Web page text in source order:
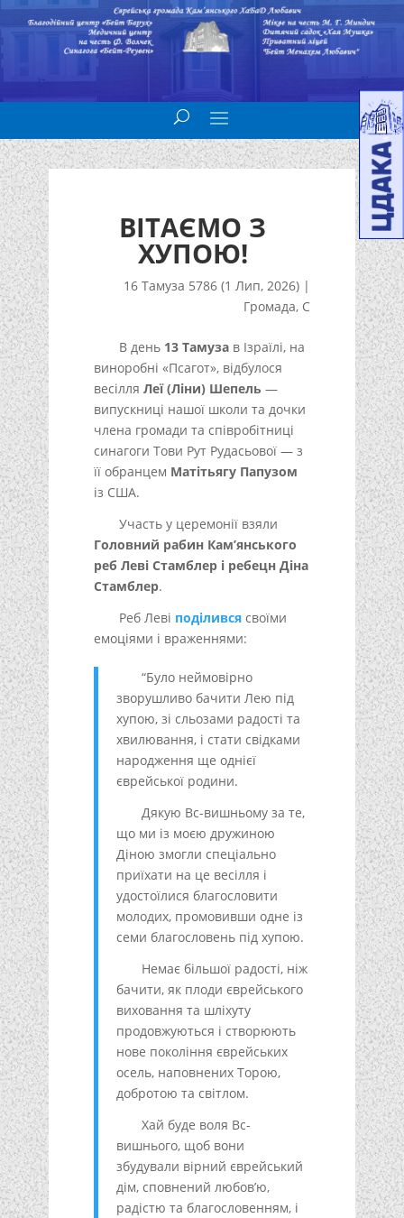
ВІТАЄМО З
ХУПОЮ!
16 Тамуза 5786 (1 Лип, 2026) |
Громада, С
В день 13 Тамузав Ізраїлі, на
виноробні «Псагот», відбулося
весілля Леї (Ліни) Шепель —
випускниці нашої школи та дочки
члена громади та співробітниці
синагоги Тови Рут Рудасьової — з
її обранцем Матітьягу Папузом
із США.
Участь у церемонії взяли
Головний рабин Кам’янського
реб Леві Стамблер і ребецн Діна
Стамблер.
Реб Леві поділивсясвоїми
емоціями і враженнями:
“Було неймовірно
зворушливо бачити Лею під
хупою, зі сльозами радості та
хвилювання, і стати свідками
народження ще однієї
єврейської родини.
Дякую Вс-вишньому за те,
що ми із моєю дружиною
Діною змогли спеціально
приїхати на це весілля і
удостоїлися благословити
молодих, промовивши одне із
семи благословень під хупою.
Немає більшої радості, ніж
бачити, як плоди єврейського
виховання та шліхуту
продовжуються і створюють
нове покоління єврейських
осель, наповнених Торою,
добротою та світлом.
Хай буде воля Вс-
вишнього, щоб вони
збудували вірний єврейський
дім, сповнений любов’ю,
радістю та благословенням, і